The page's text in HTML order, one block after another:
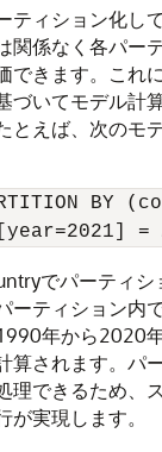
ティション化し
関係なく各パー
できます。これ
づいてモデル計
とえば、次のモ
BY
でパーティシ
ーティション内
年から2020
算されます。パ
理できるため、
が実現します。